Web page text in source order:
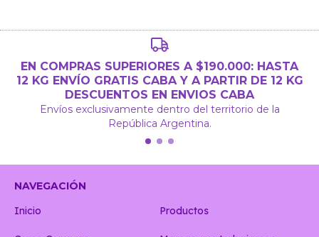
EN COMPRAS SUPERIORES A $190.000: HASTA
12 KG ENVÍO GRATIS CABA Y A PARTIR DE 12 KG
DESCUENTOS EN ENVIOS CABA
Envíos exclusivamente dentro del territorio de la
República Argentina.
NAVEGACIÓN
Inicio
Productos